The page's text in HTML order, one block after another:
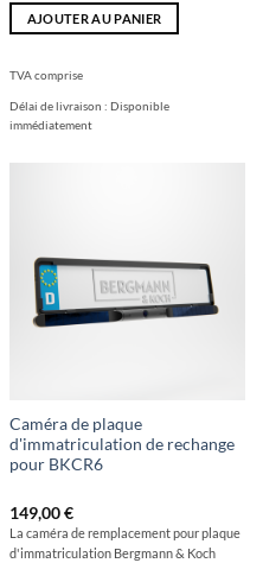
AJOUTER AU PANIER
TVA comprise
Délai de livraison : Disponible
immédiatement
Caméra de plaque
d'immatriculation de rechange
pour BKCR6
149,00€
La caméra de remplacement pour plaque
d'immatriculation Bergmann & Koch